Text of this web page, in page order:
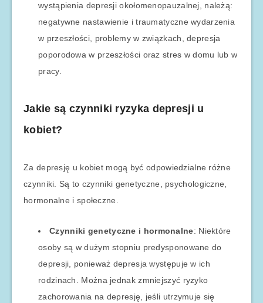
wystąpienia depresji okołomenopauzalnej, należą:
negatywne nastawienie i traumatyczne wydarzenia
w przeszłości, problemy w związkach, depresja
poporodowa w przeszłości oraz stres w domu lub w
pracy.
Jakie są czynniki ryzyka depresji u
kobiet?
Za depresję u kobiet mogą być odpowiedzialne różne
czynniki. Są to czynniki genetyczne, psychologiczne,
hormonalne i społeczne.
Czynniki genetyczne i hormonalne: Niektóre
osoby są w dużym stopniu predysponowane do
depresji, ponieważ depresja występuje w ich
rodzinach. Można jednak zmniejszyć ryzyko
zachorowania na depresję, jeśli utrzymuje się